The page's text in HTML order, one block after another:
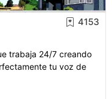
4153
trabaja 24/7 creando
tu voz de